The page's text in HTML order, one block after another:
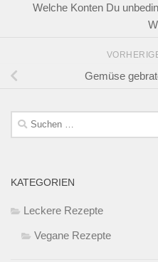
Welche Konten Du
Gemüse
Suchen
nach:
KATEGORIEN
Leckere Rezepte
Vegane Rezepte